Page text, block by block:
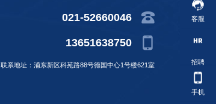
021-52660046
13651638750
联系地址：浦东新区科苑路88号德国中心1号楼621室
客服
招聘
手机